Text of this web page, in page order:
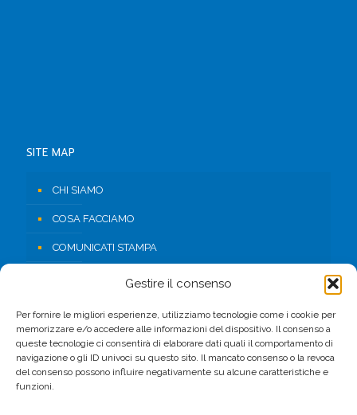
Gestire il consenso
Per fornire le migliori esperienze, utilizziamo tecnologie come i cookie per
memorizzare e/o accedere alle informazioni del dispositivo. Il consenso a
queste tecnologie ci consentirà di elaborare dati quali il comportamento di
navigazione o gli ID univoci su questo sito. Il mancato consenso o la revoca
del consenso possono influire negativamente su alcune caratteristiche e
funzioni.
SITE MAP
CHI SIAMO
COSA FACCIAMO
COMUNICATI STAMPA
AREA RISERVATA
FACEBOOK